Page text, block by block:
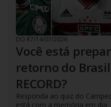
DO R7/14/07/2026
Você está
retorno do
RECORD?
Responda ao quiz do
está com a memória em dia